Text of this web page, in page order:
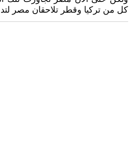
كل من تركيا وقطر تلاحقان مصر